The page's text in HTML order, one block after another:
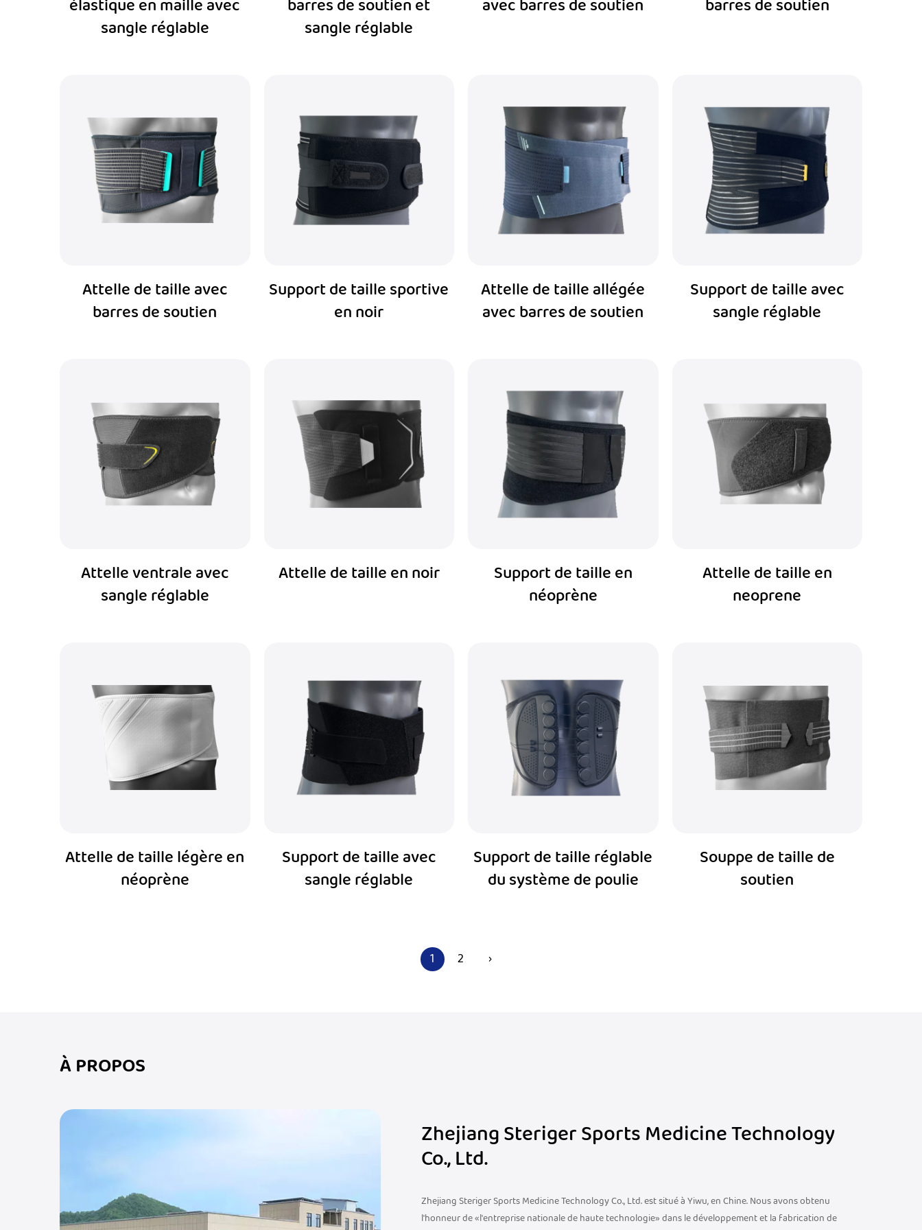
élastique en maille avec
sangle réglable
barres de soutien et
sangle réglable
avec barres de soutien
barres de soutien
Attelle de taille avec
barres de soutien
Support de taille sportive
en noir
Attelle de taille allégée
avec barres de soutien
Support de taille avec
sangle réglable
Attelle ventrale avec
sangle réglable
Attelle de taille en noir
Support de taille en
néoprène
Attelle de taille en
neoprene
Attelle de taille légère en
néoprène
Support de taille avec
sangle réglable
Support de taille réglable
du système de poulie
Souppe de taille de
soutien
1 2 ›
À PROPOS
Zhejiang Steriger Sports Medicine Technology
Co., Ltd.
Zhejiang Steriger Sports Medicine Technology Co., Ltd. est situé à Yiwu, en Chine. Nous avons obtenu
l'honneur de «l'entreprise nationale de haute technologie» dans le développement et la fabrication de